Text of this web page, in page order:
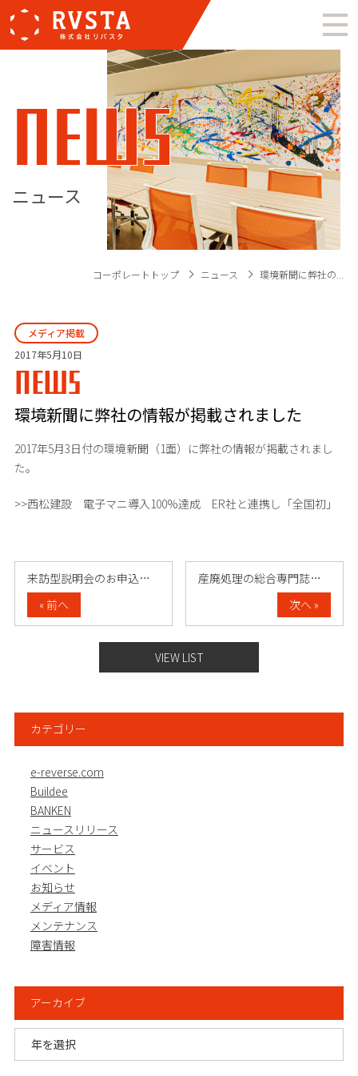
NEWS
ニュース
コーポレートトップ ニュース 環境新聞に弊社の...
メディア掲載
2017年5月10日
NEWS
環境新聞に弊社の情報が掲載されました
2017年5月3日付の環境新聞（1面）に弊社の情報が掲載されまし
た。
>>西松建設 電子マニ導入100%達成 ER社と連携し「全国初」
来訪型説明会のお申込み受付開始！！
« 前へ
産廃処理の総合専門誌いんだすとに弊社の情……
次へ »
VIEW LIST
カテゴリー
e-reverse.com
Buildee
BANKEN
ニュースリリース
サービス
イベント
お知らせ
メディア情報
メンテナンス
障害情報
アーカイブ